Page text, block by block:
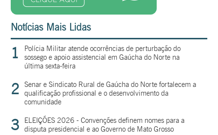
Notícias Mais Lidas
1
Polícia Militar atende ocorrências de perturbação do
sossego e apoio assistencial em Gaúcha do Norte na
última sexta-feira
2
Senar e Sindicato Rural de Gaúcha do Norte fortalecem a
qualificação profissional e o desenvolvimento da
comunidade
3
ELEIÇÕES 2026 - Convenções definem nomes para a
disputa presidencial e ao Governo de Mato Grosso